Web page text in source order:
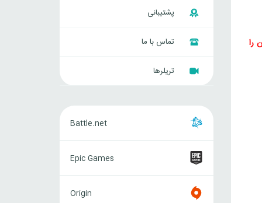
را
پشتیبانی
تماس با ما
تریلرها
Battle.net
Games
Epic Games
Origin